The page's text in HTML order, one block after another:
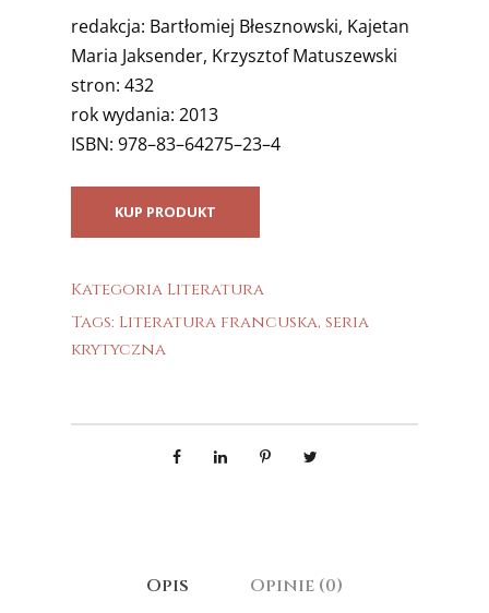
redakcja: Bartłomiej Błesznowski, Kajetan
Maria Jaksender, Krzysztof Matuszewski
stron: 432
rok wydania: 2013
ISBN: 978–83–64275–23–4
KUP PRODUKT
Kategoria Literatura
Tags: Literatura francuska, seria
krytyczna
Opis Opinie (0)